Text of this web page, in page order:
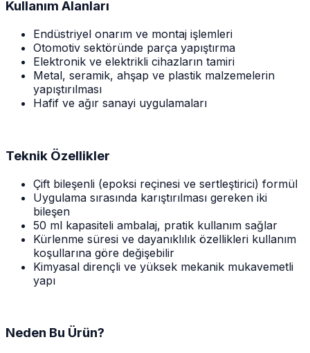
Kullanım Alanları
Endüstriyel onarım ve montaj işlemleri
Otomotiv sektöründe parça yapıştırma
Elektronik ve elektrikli cihazların tamiri
Metal, seramik, ahşap ve plastik malzemelerin
yapıştırılması
Hafif ve ağır sanayi uygulamaları
Teknik Özellikler
Çift bileşenli (epoksi reçinesi ve sertleştirici) formül
Uygulama sırasında karıştırılması gereken iki
bileşen
50 ml kapasiteli ambalaj, pratik kullanım sağlar
Kürlenme süresi ve dayanıklılık özellikleri kullanım
koşullarına göre değişebilir
Kimyasal dirençli ve yüksek mekanik mukavemetli
yapı
Neden Bu Ürün?